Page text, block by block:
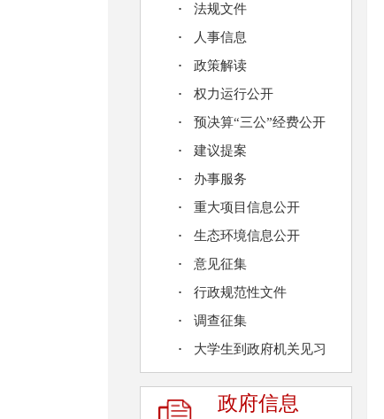
法规文件
人事信息
政策解读
权力运行公开
预决算“三公”经费公开
建议提案
办事服务
重大项目信息公开
生态环境信息公开
意见征集
行政规范性文件
调查征集
大学生到政府机关见习
政府信息